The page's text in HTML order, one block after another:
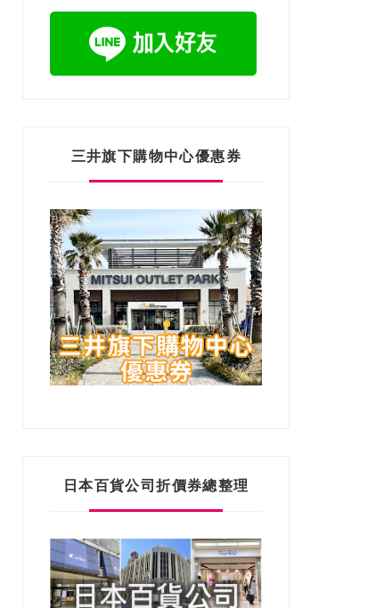
三井旗下購物中心優惠券
日本百貨公司折價券總整理